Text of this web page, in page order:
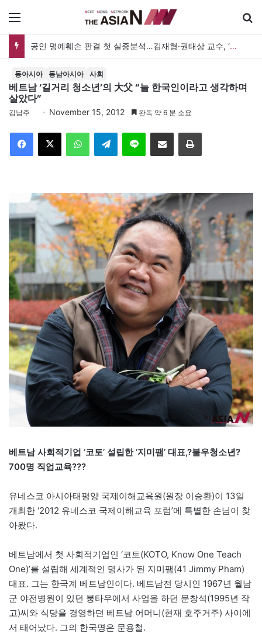
공인 명예훼손 판결 첫 실증분석…김재형·권태상 교수, ‘공인 보도준칙’ 제안도
동아시아 동남아시아 사회
베트남 ‘길거리 청소년’의 大父 “늘 한국인이라고 생각하며
살았다”
김남주 November 15, 2012 완독 약 6 분 소요
Telegram 이메일
베트남 사회적기업 ‘코토’ 설립한 ‘지미팸’ 대표,?불우청소년?
700명 직업교육???
유네스코 아시아태평양 국제이해교육원(원장 이승환)이 13일
개최한 ‘2012 유네스코 국제이해교육 포럼’에 특별한 손님이 찾
아왔다.
베트남에서 첫 사회적기업인 ‘코토(KOTO, Know One Teach
One)’를 설립해 세계적인 명사가 된 지미팸(41 Jimmy Pham)
대표. 그는 한국계 베트남인이다. 베트남전 당시인 1967년 월남
군 야전병원이 있던 붕타우에서 사업을 하던 문창석(1995년 작
고)씨와 식당을 경영하던 베트남 어머니(현재 호주거주) 사이에
서 태어났다. 그의 한국명은 문용철.